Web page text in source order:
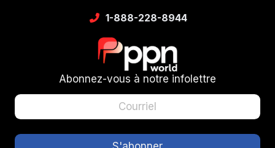
1-888-228-8944
Abonnez-vous à notre infolettre